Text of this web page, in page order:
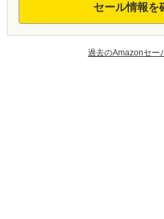
セール情報を
過去のAmazonセー